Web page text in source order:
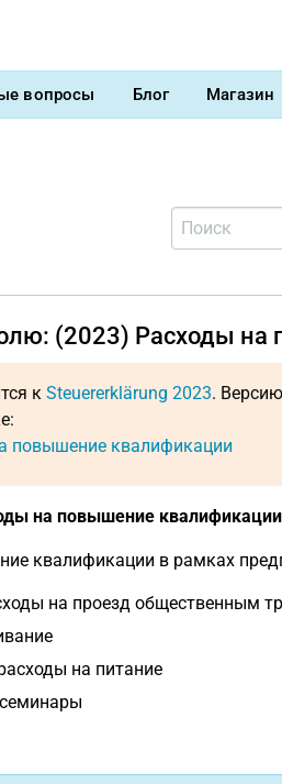
вопросы Блог Магазин
(2023) Расходы
к Steuererklärung 2023.
повышение квалификации
на повышение
квалификации в рамках
на проезд общественным
на питание